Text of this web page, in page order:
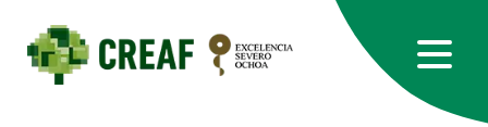
contenido
principal